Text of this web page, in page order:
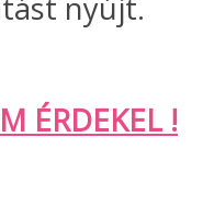
ÉRDEKEL !